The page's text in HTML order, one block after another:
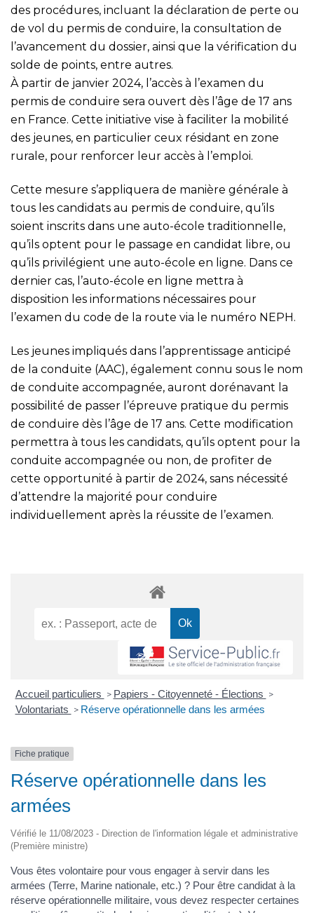
des procédures, incluant la déclaration de perte ou
de vol du permis de conduire, la consultation de
l’avancement du dossier, ainsi que la vérification du
solde de points, entre autres.
À partir de janvier 2024, l’accès à l’examen du
permis de conduire sera ouvert dès l’âge de 17 ans
en France. Cette initiative vise à faciliter la mobilité
des jeunes, en particulier ceux résidant en zone
rurale, pour renforcer leur accès à l’emploi.
Cette mesure s’appliquera de manière générale à
tous les candidats au permis de conduire, qu’ils
soient inscrits dans une auto-école traditionnelle,
qu’ils optent pour le passage en candidat libre, ou
qu’ils privilégient une auto-école en ligne. Dans ce
dernier cas, l’auto-école en ligne mettra à
disposition les informations nécessaires pour
l’examen du code de la route via le numéro NEPH.
Les jeunes impliqués dans l’apprentissage anticipé
de la conduite (AAC), également connu sous le nom
de conduite accompagnée, auront dorénavant la
possibilité de passer l’épreuve pratique du permis
de conduire dès l’âge de 17 ans. Cette modification
permettra à tous les candidats, qu’ils optent pour la
conduite accompagnée ou non, de profiter de
cette opportunité à partir de 2024, sans nécessité
d’attendre la majorité pour conduire
individuellement après la réussite de l’examen.
Accueil particuliers > Papiers - Citoyenneté - Élections >
Volontariats > Réserve opérationnelle dans les armées
Fiche pratique
Réserve opérationnelle dans les
armées
Vérifié le 11/08/2023 - Direction de l'information légale et administrative
(Première ministre)
Vous êtes volontaire pour vous engager à servir dans les
armées (Terre, Marine nationale, etc.) ? Pour être candidat à la
réserve opérationnelle militaire, vous devez respecter certaines